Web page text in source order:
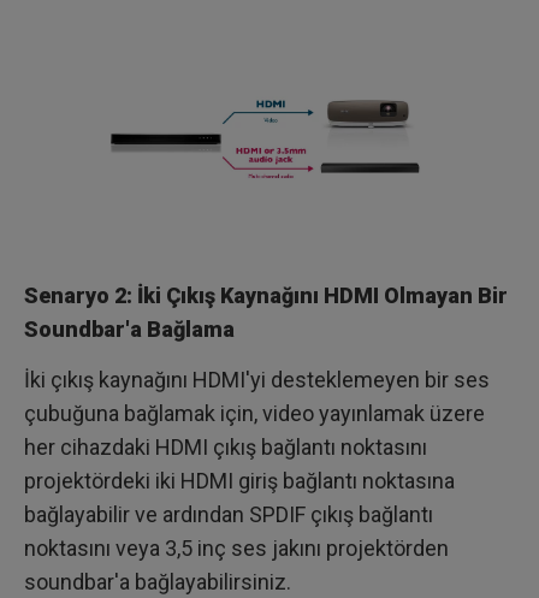
Senaryo 2: İki Çıkış Kaynağını HDMI Olmayan Bir
Soundbar'a Bağlama
İki çıkış kaynağını HDMI'yi desteklemeyen bir ses
çubuğuna bağlamak için, video yayınlamak üzere
her cihazdaki HDMI çıkış bağlantı noktasını
projektördeki iki HDMI giriş bağlantı noktasına
bağlayabilir ve ardından SPDIF çıkış bağlantı
noktasını veya 3,5 inç ses jakını projektörden
soundbar'a bağlayabilirsiniz.